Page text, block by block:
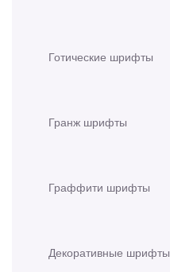
Готические шрифты
Гранж шрифты
Граффити шрифты
Декоративные шрифты